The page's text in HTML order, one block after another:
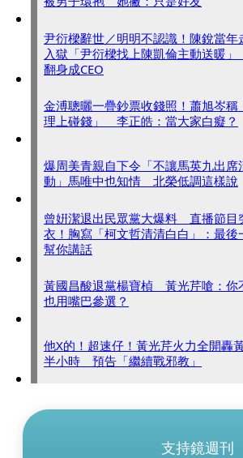
尹衍樑辭世／明明不認識！陳銳當年
入獄「尹衍樑找上陳凱倫主動送暖
翻身成CEO
金溥聰曬一疊鈔票收錢照！蕭旭岑稱
理上碰錢」 李正皓：當大家白癡？
爆周美青親自下令「不讓馬英九出席
動」馬唯中也知情 北榮低調這樣說
曾姸潔退出民眾黨大爆料 直播節目
衣！胸寫「柯文哲清清白白」：最後
幫你講話
黃國昌酸退黨楊寶楨 黃光芹嗆：你
也用嘴巴參選？
他X的！超速仔！黃光芹火力全開轟
半小時 預告「繼續戰邪教」
支持鏡週刊